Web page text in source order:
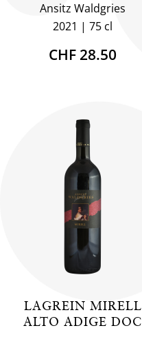
Ansitz Waldgries
2021
75 cl
CHF 28.50
LAGREIN MIRELL
ALTO ADIGE DOC